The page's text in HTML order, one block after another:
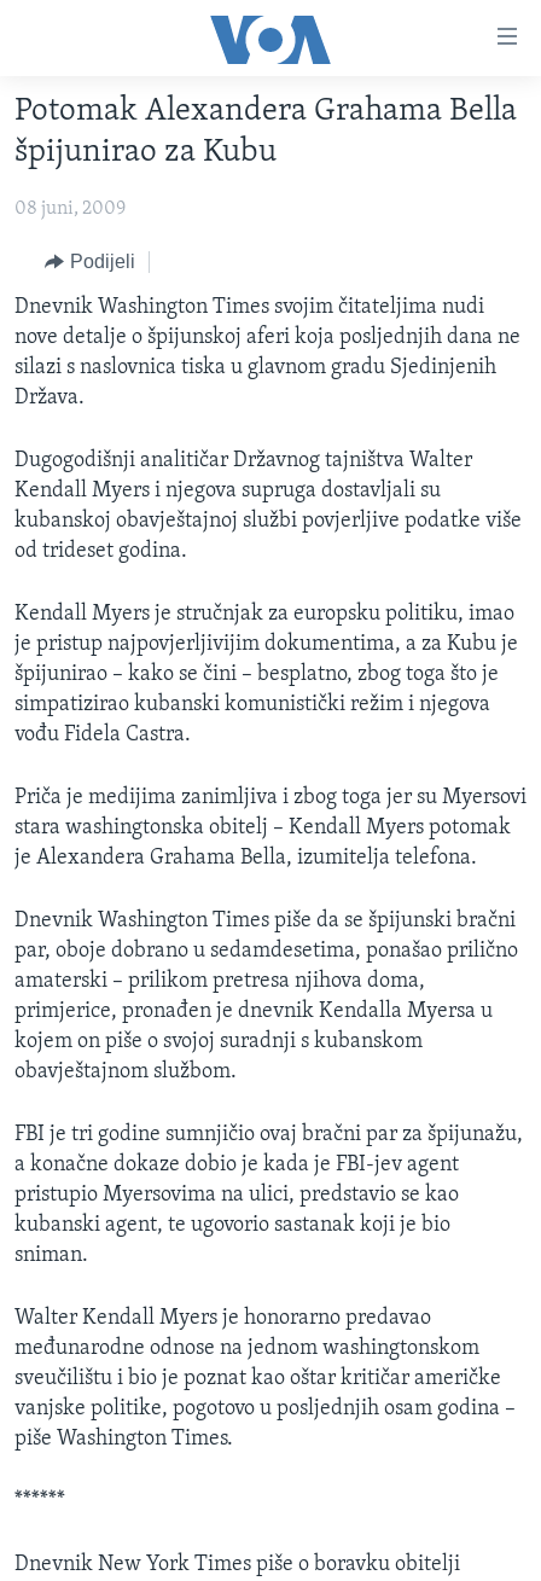
glavni
sadržaj
Pređi
na
navigaciju
Idi
na
pretragu
VIDEO
FOTOGRAFIJE DANA
VIJESTI
SJEDINJENE AMERIČKE DRŽAVE
BOSNA I HERCEGOVINA
SVIJET
NAUKA I TEHNOLOGIJA
SPECIJALNI PROJEKTI
KORUPCIJA
ŽENSKA STRANA
IZBJEGLIČKA STRANA
MAGAZIN
O GLASU AMERIKE
Learning English
PRATITE NAS
Jezici
Potomak Alexandera Grahama Bella
špijunirao za Kubu
08 juni, 2009
Podijeli
Dnevnik Washington Times svojim čitateljima nudi
nove detalje o špijunskoj aferi koja posljednjih dana ne
silazi s naslovnica tiska u glavnom gradu Sjedinjenih
Država.
Dugogodišnji analitičar Državnog tajništva Walter
Kendall Myers i njegova supruga dostavljali su
kubanskoj obavještajnoj službi povjerljive podatke više
od trideset godina.
Kendall Myers je stručnjak za europsku politiku, imao
je pristup najpovjerljivijim dokumentima, a za Kubu je
špijunirao – kako se čini – besplatno, zbog toga što je
simpatizirao kubanski komunistički režim i njegova
vođu Fidela Castra.
Priča je medijima zanimljiva i zbog toga jer su Myersovi
stara washingtonska obitelj – Kendall Myers potomak
je Alexandera Grahama Bella, izumitelja telefona.
Dnevnik Washington Times piše da se špijunski bračni
par, oboje dobrano u sedamdesetima, ponašao prilično
amaterski – prilikom pretresa njihova doma,
primjerice, pronađen je dnevnik Kendalla Myersa u
kojem on piše o svojoj suradnji s kubanskom
obavještajnom službom.
FBI je tri godine sumnjičio ovaj bračni par za špijunažu,
a konačne dokaze dobio je kada je FBI-jev agent
pristupio Myersovima na ulici, predstavio se kao
kubanski agent, te ugovorio sastanak koji je bio
sniman.
Walter Kendall Myers je honorarno predavao
međunarodne odnose na jednom washingtonskom
sveučilištu i bio je poznat kao oštar kritičar američke
vanjske politike, pogotovo u posljednjih osam godina –
piše Washington Times.
******
Dnevnik New York Times piše o boravku obitelji